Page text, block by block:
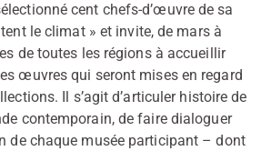
cent chefs-d’œuvre de sa
le climat » et invite, de mars à
de toutes les régions à accueillir
œuvres qui seront mises en regard
Il s’agit d’articuler histoire de
contemporain, de faire dialoguer
de chaque musée participant – dont